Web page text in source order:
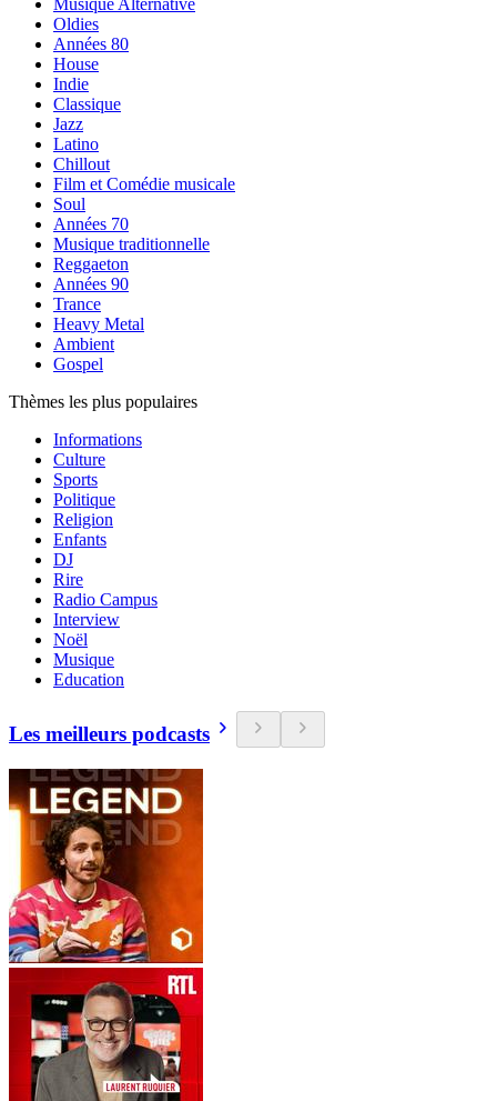
Musique Alternative
Oldies
Années 80
House
Indie
Classique
Jazz
Latino
Chillout
Film et Comédie musicale
Soul
Années 70
Musique traditionnelle
Reggaeton
Années 90
Trance
Heavy Metal
Ambient
Gospel
Thèmes les plus populaires
Informations
Culture
Sports
Politique
Religion
Enfants
DJ
Rire
Radio Campus
Interview
Noël
Musique
Education
Les meilleurs podcasts